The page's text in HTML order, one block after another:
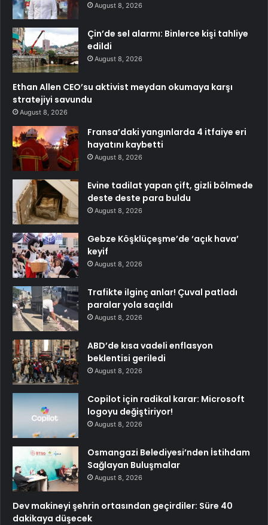
August 8, 2026
Çin’de sel alarmı: Binlerce kişi tahliye
edildi
August 8, 2026
Ethan Allen CEO’su aktivist meydan okumaya karşı
stratejiyi savundu
August 8, 2026
Fransa’daki yangınlarda 4 itfaiye eri
hayatını kaybetti
August 8, 2026
Evine tadilat yapan çift, gizli bölmede
deste deste para buldu
August 8, 2026
Gebze Köşklüçeşme’de ‘açık hava’
keyif
August 8, 2026
Trafikte ilginç anlar! Çuval patladı
paralar yola saçıldı
August 8, 2026
ABD’de kısa vadeli enflasyon
beklentisi geriledi
August 8, 2026
Copilot için radikal karar: Microsoft
logoyu değiştiriyor!
August 8, 2026
Osmangazi Belediyesi’nden İstihdam
Sağlayan Buluşmalar
August 8, 2026
Dev makineyi şehrin ortasından geçirdiler: Süre 40
dakikaya düşecek